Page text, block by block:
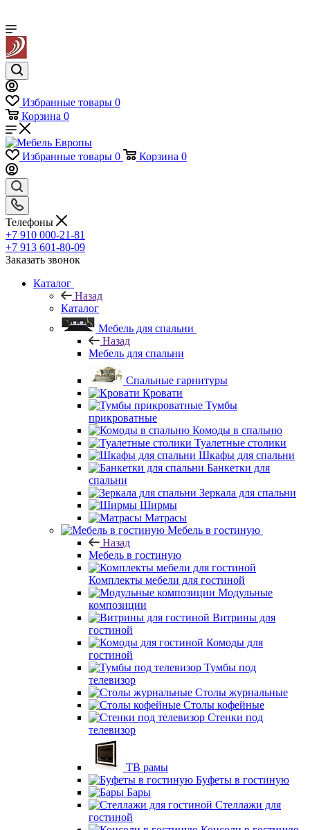
Избранные товары 0
Корзина 0
Избранные товары 0 Корзина 0
Телефоны
+7 910 000-21-81
+7 913 601-80-09
Заказать звонок
Каталог
Назад
Каталог
Мебель для спальни
Назад
Мебель для спальни
Спальные гарнитуры
Кровати
Тумбы
прикроватные
Комоды в спальню
Туалетные столики
Шкафы для спальни
Банкетки для
спальни
Зеркала для спальни
Ширмы
Матрасы
Мебель в гостиную
Назад
Мебель в гостиную
Комплекты мебели для гостиной
Модульные
композиции
Витрины для
гостиной
Комоды для
гостиной
Тумбы под
телевизор
Столы журнальные
Столы кофейные
Стенки под
телевизор
ТВ рамы
Буфеты в гостиную
Бары
Стеллажи для
гостиной